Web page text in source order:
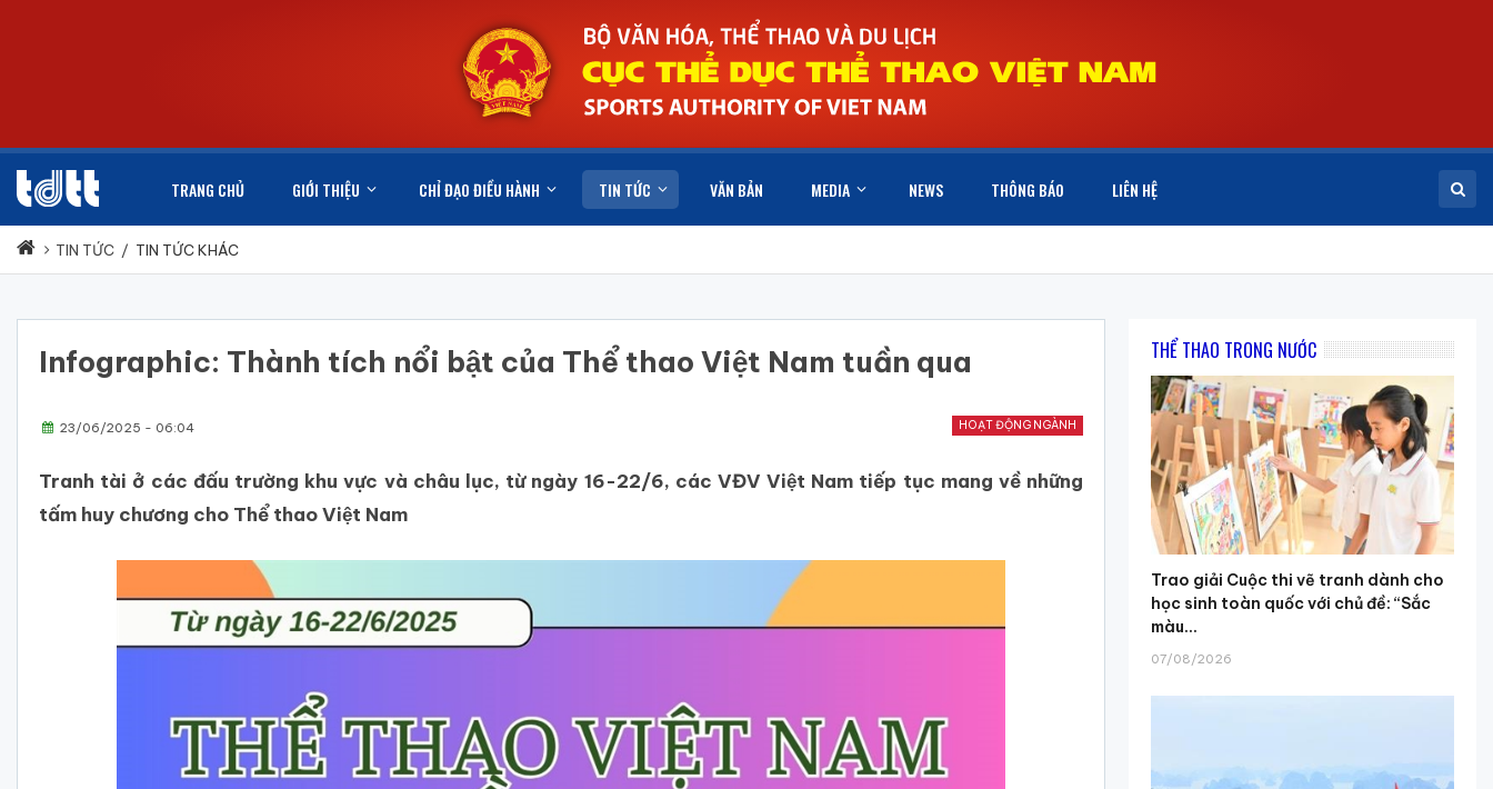
TRANG CHỦ GIỚI THIỆU CHỈ ĐẠO ĐIỀU HÀNH TIN TỨC VĂN BẢN MEDIA NEWS THÔNG BÁO LIÊN HỆ
TIN TỨC / TIN TỨC KHÁC
Infographic: Thành tích nổi bật của Thể thao Việt Nam tuần qua
HOẠT ĐỘNG NGÀNH
23/06/2025 - 06:04
Tranh tài ở các đấu trường khu vực và châu lục, từ ngày 16-22/6, các VĐV Việt Nam tiếp tục mang về những
tấm huy chương cho Thể thao Việt Nam
THỂ THAO TRONG NƯỚC
Trao giải Cuộc thi vẽ tranh dành cho
học sinh toàn quốc với chủ đề: “Sắc
màu...
07/08/2026